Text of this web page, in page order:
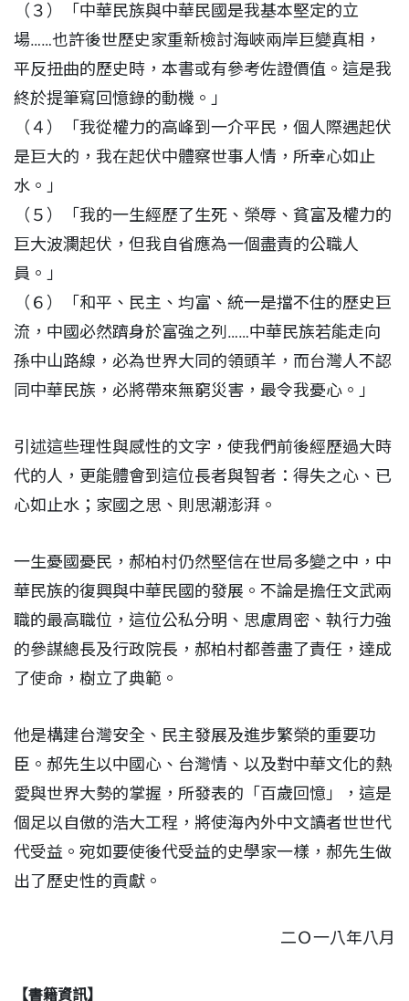
（３）「中華民族與中華民國是我基本堅定的立
場……也許後世歷史家重新檢討海峽兩岸巨變真相，
平反扭曲的歷史時，本書或有參考佐證價值。這是我
終於提筆寫回憶錄的動機。」
（４）「我從權力的高峰到一介平民，個人際遇起伏
是巨大的，我在起伏中體察世事人情，所幸心如止
水。」
（５）「我的一生經歷了生死、榮辱、貧富及權力的
巨大波瀾起伏，但我自省應為一個盡責的公職人
員。」
（６）「和平、民主、均富、統一是擋不住的歷史巨
流，中國必然躋身於富強之列……中華民族若能走向
孫中山路線，必為世界大同的領頭羊，而台灣人不認
同中華民族，必將帶來無窮災害，最令我憂心。」
引述這些理性與感性的文字，使我們前後經歷過大時
代的人，更能體會到這位長者與智者：得失之心、已
心如止水；家國之思、則思潮澎湃。
一生憂國憂民，郝柏村仍然堅信在世局多變之中，中
華民族的復興與中華民國的發展。不論是擔任文武兩
職的最高職位，這位公私分明、思慮周密、執行力強
的參謀總長及行政院長，郝柏村都善盡了責任，達成
了使命，樹立了典範。
他是構建台灣安全、民主發展及進步繁榮的重要功
臣。郝先生以中國心、台灣情、以及對中華文化的熱
愛與世界大勢的掌握，所發表的「百歲回憶」，這是
個足以自傲的浩大工程，將使海內外中文讀者世世代
代受益。宛如要使後代受益的史學家一樣，郝先生做
出了歷史性的貢獻。
二Ｏ一八年八月
【書籍資訊】